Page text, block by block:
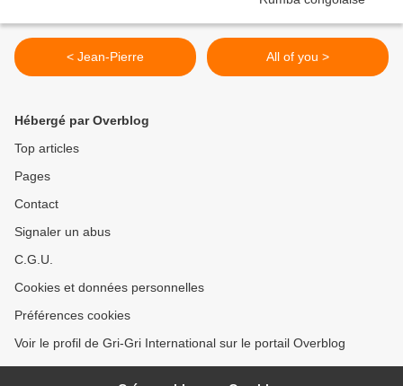
< Jean-Pierre All of you >
Hébergé par Overblog
Top articles
Pages
Contact
Signaler un abus
C.G.U.
Cookies et données personnelles
Préférences cookies
Voir le profil de Gri-Gri International sur le portail Overblog